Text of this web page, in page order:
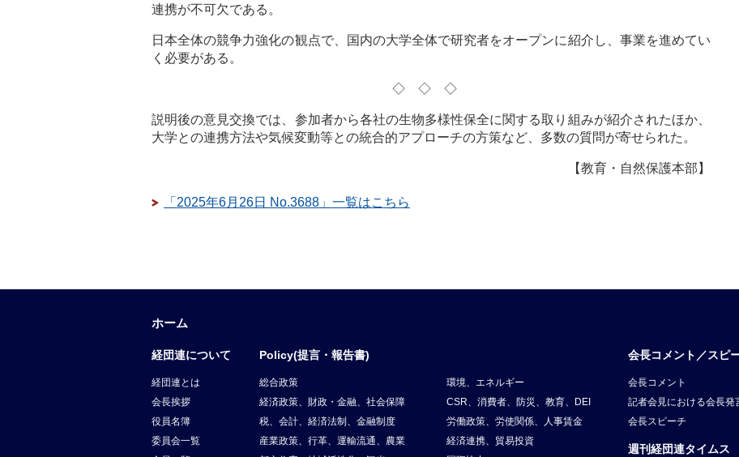
連携が不可欠である。
日本全体の競争力強化の観点で、国内の大学全体で研究者をオープンに紹介し、事業を進めてい
く必要がある。
◇◇◇
説明後の意見交換では、参加者から各社の生物多様性保全に関する取り組みが紹介されたほか、
大学との連携方法や気候変動等との統合的アプローチの方策など、多数の質問が寄せられた。
【教育・自然保護本部】
「2025年6月26日 No.3688」一覧はこちら
ホーム
経団連について
経団連とは
会長挨拶
役員名簿
委員会一覧
Policy(提言・報告書)
総合政策
環境、エネルギー
経済政策、財政・金融、社会保障
CSR、消費者、防災、教育、DEI
税、会計、経済法制、金融制度
労働政策、労使関係、人事賃金
産業政策、行革、運輸流通、農業
経済連携、貿易投資
会長コメント／スピ
会長コメント
記者会見における会長発
会長スピーチ
週刊経団連タイムス